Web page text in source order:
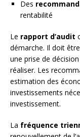
Des
rentabilité
Le rapport d’audit
démarche. Il doit
une prise de
réaliser. Les
estimation des
investissements
investissement.
La fréquence